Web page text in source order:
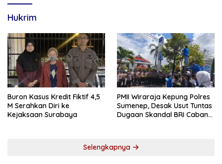
Hukrim
Buron Kasus Kredit Fiktif 4,5
M Serahkan Diri ke
Kejaksaan Surabaya
PMII Wiraraja Kepung Polres
Sumenep, Desak Usut Tuntas
Dugaan Skandal BRI Cabang
Selengkapnya